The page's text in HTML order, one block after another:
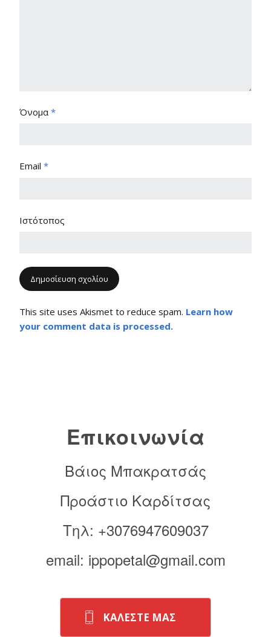
Όνομα*
Email *
Ιστότοπος
This site uses Akismet to reduce spam. Learn how
your comment data is processed.
Επικοινωνία
Βάιος Μπακρατσάς
Προάστιο Καρδίτσας
Τηλ: +3076947609037
email: ippopetal@gmail.com
ΚΑΛΕΣΤΕ ΜΑΣ